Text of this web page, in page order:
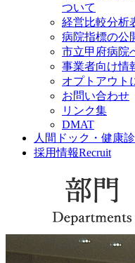
ついて
経営比較分析
病院指標の公
市立甲府病院
事業者向け情
オプトアウト
お問い合わせ
リンク集
DMAT
人間ドック・健康
採用情報Recruit